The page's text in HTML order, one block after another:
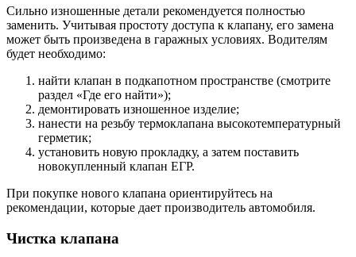
Сильно изношенные детали рекомендуется полностью
заменить. Учитывая простоту доступа к клапану, его замена
может быть произведена в гаражных условиях. Водителям
будет необходимо:
найти клапан в подкапотном пространстве (смотрите
раздел «Где его найти»);
демонтировать изношенное изделие;
нанести на резьбу термоклапана высокотемпературный
герметик;
установить новую прокладку, а затем поставить
новокупленный клапан ЕГР.
При покупке нового клапана ориентируйтесь на
рекомендации, которые дает производитель автомобиля.
Чистка клапана